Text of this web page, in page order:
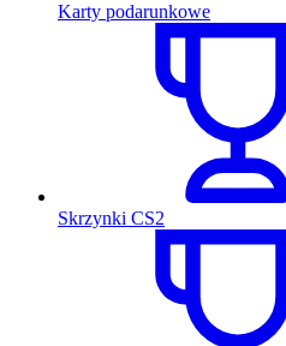
Karty podarunkowe
Skrzynki CS2